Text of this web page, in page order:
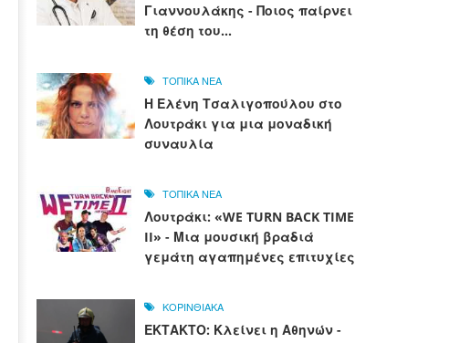
Γιαννουλάκης - Ποιος παίρνει
τη θέση του...
ΤΟΠΙΚΑ ΝΕΑ
Η Ελένη Τσαλιγοπούλου στο
Λουτράκι για μια μοναδική
συναυλία
ΤΟΠΙΚΑ ΝΕΑ
Λουτράκι: «WE TURN BACK TIME
II» - Μια μουσική βραδιά
γεμάτη αγαπημένες επιτυχίες
ΚΟΡΙΝΘΙΑΚΑ
ΕΚΤΑΚΤΟ: Κλείνει η Αθηνών -